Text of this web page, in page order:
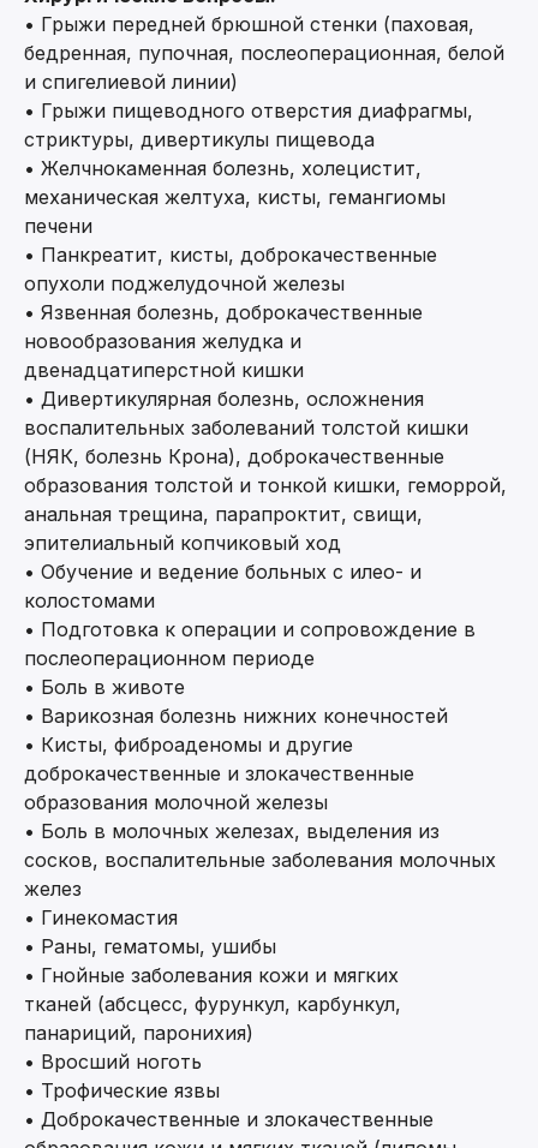
• Грыжи передней брюшной стенки (паховая,
бедренная, пупочная, послеоперационная, белой
и спигелиевой линии)
• Грыжи пищеводного отверстия диафрагмы,
стриктуры, дивертикулы пищевода
• Желчнокаменная болезнь, холецистит,
механическая желтуха, кисты, гемангиомы
печени
• Панкреатит, кисты, доброкачественные
опухоли поджелудочной железы
• Язвенная болезнь, доброкачественные
новообразования желудка и
двенадцатиперстной кишки
• Дивертикулярная болезнь, осложнения
воспалительных заболеваний толстой кишки
(НЯК, болезнь Крона), доброкачественные
образования толстой и тонкой кишки, геморрой,
анальная трещина, парапроктит, свищи,
эпителиальный копчиковый ход
• Обучение и ведение больных с илео- и
колостомами
• Подготовка к операции и сопровождение в
послеоперационном периоде
• Боль в животе
• Варикозная болезнь нижних конечностей
• Кисты, фиброаденомы и другие
доброкачественные и злокачественные
образования молочной железы
• Боль в молочных железах, выделения из
сосков, воспалительные заболевания молочных
желез
• Гинекомастия
• Раны, гематомы, ушибы
• Гнойные заболевания кожи и мягких
тканей (абсцесс, фурункул, карбункул,
панариций, паронихия)
• Вросший ноготь
• Трофические язвы
• Доброкачественные и злокачественные